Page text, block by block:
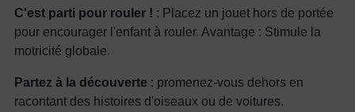
C'est parti pour rouler ! : Placez un jouet hors de portée
pour encourager l'enfant à rouler. Avantage : Stimule la
motricité globale.
Partez à la découverte : promenez-vous dehors en
racontant des histoires d'oiseaux ou de voitures.